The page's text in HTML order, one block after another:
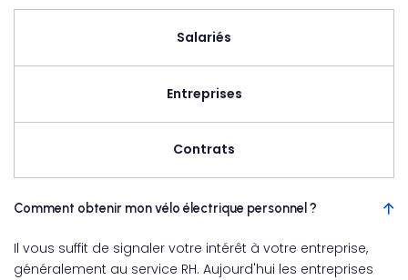
Salariés
Entreprises
Contrats
Comment obtenir mon vélo électrique personnel ?
Il vous suffit de signaler votre intérêt à votre entreprise,
généralement au service RH. Aujourd'hui les entreprises